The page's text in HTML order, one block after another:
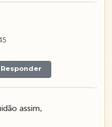
Responder
assim,